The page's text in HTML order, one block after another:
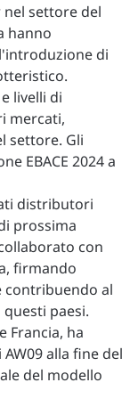
settore del
hanno
di
livelli di
mercati,
settore. Gli
EBACE 2024 a
distributori
prossima
con
firmando
contribuendo al
paesi.
Francia, ha
alla fine del
del modello